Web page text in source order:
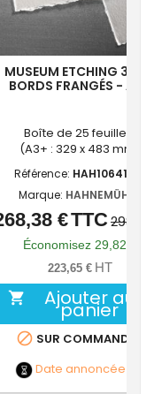
MUSEUM ETCHING
BORDS FRANGÉS - A3+
Boîte de 25 feuilles
(A3+ : 329 x 483 mm)
Référence: HAH10641721
Marque: HAHNEMÜHLE
Prix
Prix
de
base
€TTC
Économisez 29,82 €
223,65 € HT
 Ajouter au
panier
 SUR COMMANDE
Date annoncée